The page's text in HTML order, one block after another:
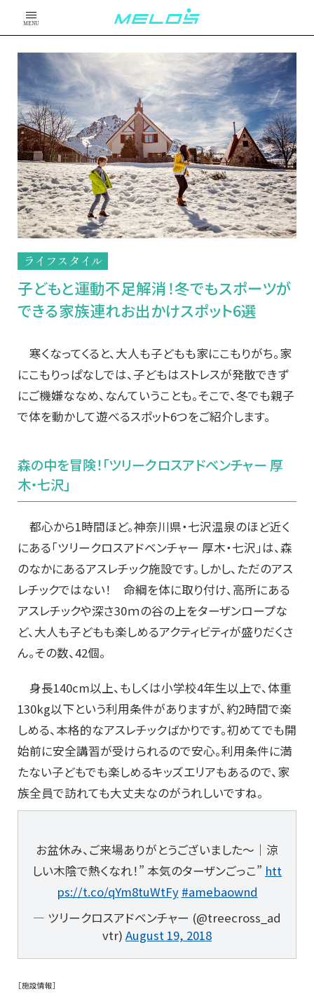
MENU
ライフスタイル
子どもと運動不足解消！冬でもスポーツが
できる家族連れお出かけスポット6選
寒くなってくると、大人も子どもも家にこもりがち。家
にこもりっぱなしでは、子どもはストレスが発散できず
にご機嫌ななめ、なんていうことも。そこで、冬でも親子
で体を動かして遊べるスポット6つをご紹介します。
森の中を冒険！「ツリークロスアドベンチャー 厚
木・七沢」
都心から1時間ほど。神奈川県・七沢温泉のほど近く
にある「ツリークロスアドベンチャー 厚木・七沢」は、森
のなかにあるアスレチック施設です。しかし、ただのアス
レチックではない！ 命綱を体に取り付け、高所にある
アスレチックや深さ30ｍの谷の上をターザンロープな
ど、大人も子どもも楽しめるアクティビティが盛りだくさ
ん。その数、42個。
身長140cm以上、もしくは小学校4年生以上で、体重
130kg以下という利用条件がありますが、約2時間で楽
しめる、本格的なアスレチックばかりです。初めてでも開
始前に安全講習が受けられるので安心。利用条件に満
たない子どもでも楽しめるキッズエリアもあるので、家
族全員で訪れても大丈夫なのがうれしいですね。
お盆休み、ご来場ありがとうございました～｜涼
しい木陰で熱くなれ！” 本気のターザンごっこ” htt
ps://t.co/qYm8tuWtFy #amebaownd
— ツリークロスアドベンチャー (@treecross_ad
vtr) August 19, 2018
［施設情報］